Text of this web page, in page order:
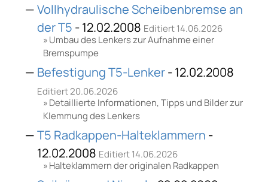
Vollhydraulische Scheibenbremse an
der T5 - 12.02.2008 Editiert 14.06.2026
Umbau des Lenkers zur Aufnahme einer
Bremspumpe
Befestigung T5-Lenker- 12.02.2008
Editiert 20.06.2026
Detaillierte Informationen, Tipps und Bilder zur
Klemmung des Lenkers
T5 Radkappen-Halteklammern -
12.02.2008 Editiert 14.06.2026
Halteklammern der originalen Radkappen